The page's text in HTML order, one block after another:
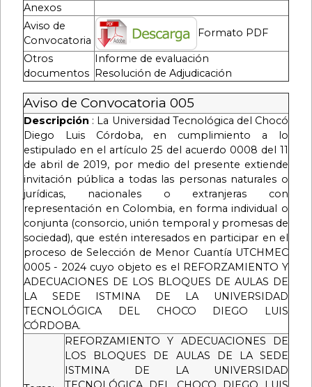
Anexos
Aviso de
Convocatoria
Formato PDF
Otros
documentos
Informe de evaluación
Resolución de Adjudicación
Aviso de Convocatoria 005
Descripción : La Universidad Tecnológica del Chocó
Diego Luis Córdoba, en cumplimiento a lo
estipulado en el artículo 25 del acuerdo 0008 del 11
de abril de 2019, por medio del presente extiende
invitación pública a todas las personas naturales o
jurídicas, nacionales o extranjeras con
representación en Colombia, en forma individual o
conjunta (consorcio, unión temporal y promesas de
sociedad), que estén interesados ​​en participar en el
proceso de Selección de Menor Cuantía UTCHMEC
0005 - 2024 cuyo objeto es el REFORZAMIENTO Y
ADECUACIONES DE LOS BLOQUES DE AULAS DE
LA SEDE ISTMINA DE LA UNIVERSIDAD
TECNOLÓGICA DEL CHOCO DIEGO LUIS
CÓRDOBA.
REFORZAMIENTO Y ADECUACIONES DE
LOS BLOQUES DE AULAS DE LA SEDE
ISTMINA DE LA UNIVERSIDAD